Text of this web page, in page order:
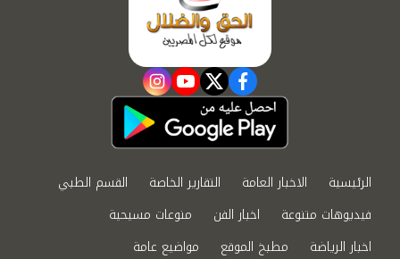
facebook
twitter
youtube
instagram
الرئيسية الاخبار العامة التقارير الخاصة
القسم الطبي
فيديوهات متنوعة
اخبار الفن
منوعات مسيحية
اخبار الرياضة
مطبخ الموقع مواضيع عامة